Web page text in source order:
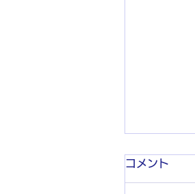
コメント